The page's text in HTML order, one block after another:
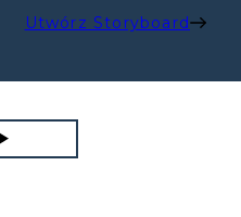
Utwórz Storyboard